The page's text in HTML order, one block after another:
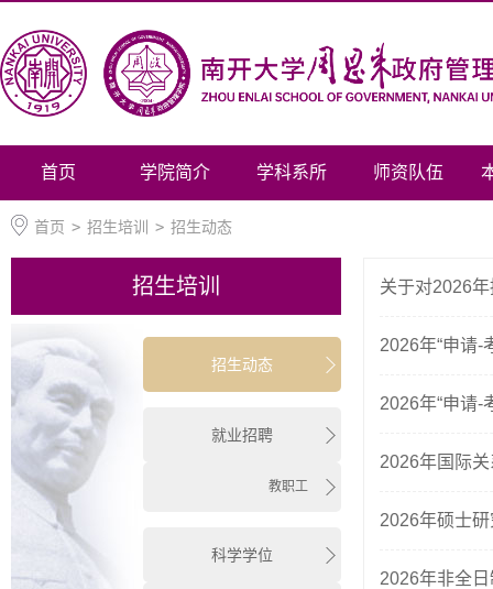
首页 学院简介 学科系所 师资队伍
首页 > 招生培训 > 招生动态
招生培训
招生动态
就业招聘
教职工
科学学位
关于对2026
2026年“申请-
2026年“申请-
2026年国际
2026年硕士
2026年非全